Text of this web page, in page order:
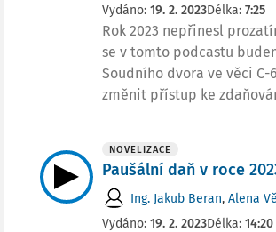
Vydáno: 19. 2. 2023Délka: 7:25
Rok 2023 nepřinesl
se v tomto podcastu
Soudního dvora ve věci
změnit přístup ke
NOVELIZACE
Paušální daň v roce
Ing. Jakub Beran, Alena
Vydáno: 19. 2. 2023Délka: 14:20